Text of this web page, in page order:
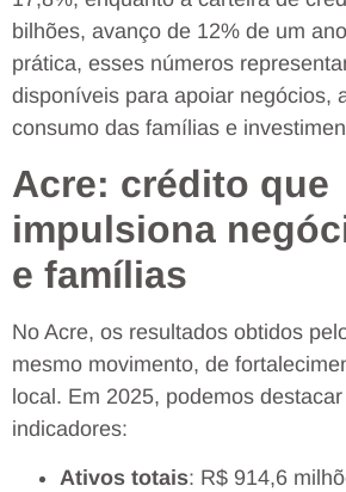
bilhões, avanço de 12% de um
prática, esses números
disponíveis para apoiar negócios,
consumo das famílias e
Acre: crédito que
impulsiona
e famílias
No Acre, os resultados obtidos
mesmo movimento, de
local. Em 2025, podemos
indicadores:
Ativos totais: R$ 914,6